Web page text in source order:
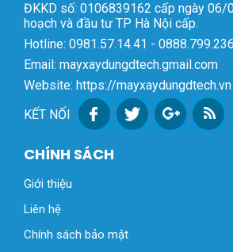
ĐKKD số: 0106839162 cấp ngày 06/
hoạch và đầu tư TP Hà Nội cấp.
Hotline: 0981.57.14.41 - 0888.799.236
Email: mayxaydungdtech.gmail.com
Website: https://mayxaydungdtech.vn
KẾT NỐI
CHÍNH SÁCH
Giới thiệu
Liên hệ
Chính sách bảo mật